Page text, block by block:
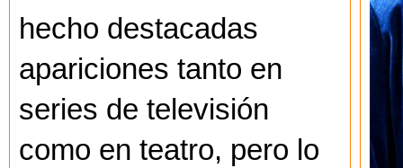
hecho destacadas
apariciones tanto en
series de televisión
como en teatro, pero lo